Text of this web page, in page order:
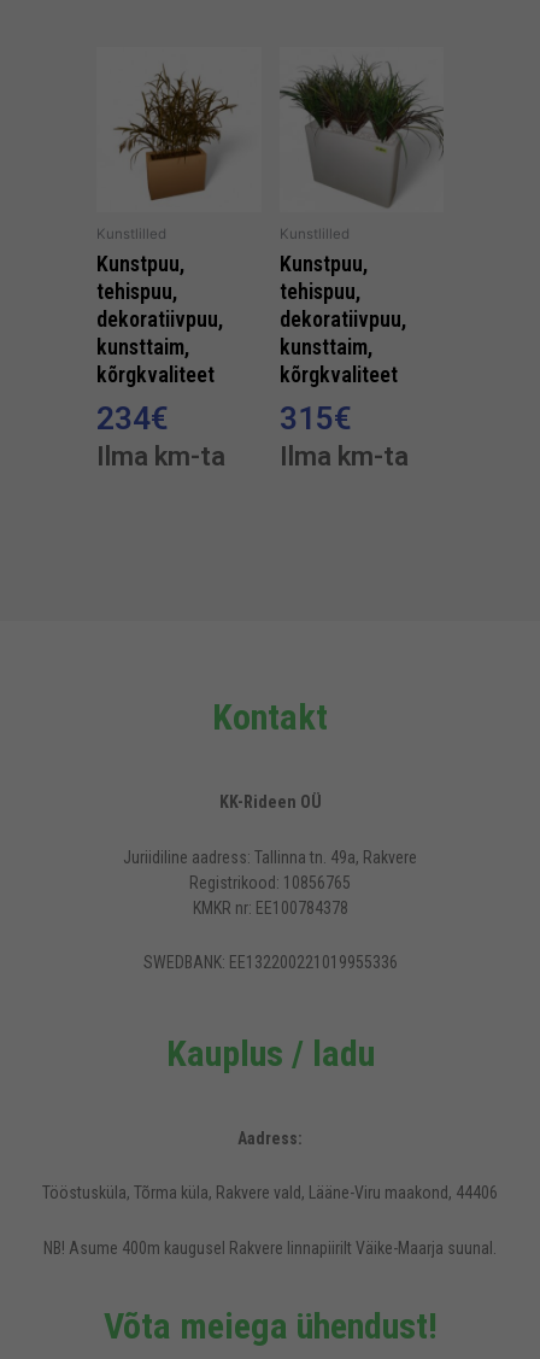
Kunstlilled
Kunstpuu,
tehispuu,
dekoratiivpuu,
kunsttaim,
kõrgkvaliteet
234€
Ilma km-ta
Kunstlilled
Kunstpuu,
tehispuu,
dekoratiivpuu,
kunsttaim,
kõrgkvaliteet
315€
Ilma km-ta
Kontakt
KK-Rideen OÜ
Juriidiline aadress: Tallinna tn. 49a, Rakvere
Registrikood: 10856765
KMKR nr: EE100784378
SWEDBANK: EE132200221019955336
Kauplus / ladu
Aadress:
Tööstusküla, Tõrma küla, Rakvere vald, Lääne-Viru maakond, 44406
NB! Asume 400m kaugusel Rakvere linnapiirilt Väike-Maarja suunal.
Võta meiega ühendust!